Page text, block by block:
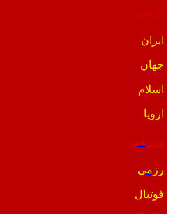
ایران
جهان
اسلام
اروپا
ورزشی
رزمی
فوتبال